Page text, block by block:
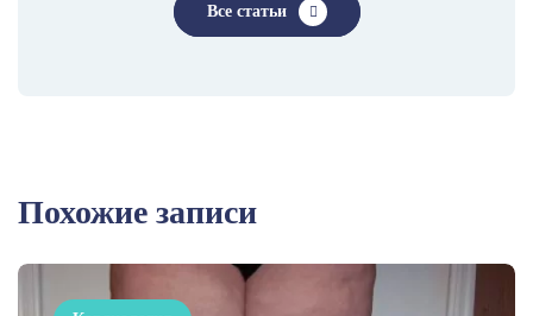
Все статьи
Похожие записи